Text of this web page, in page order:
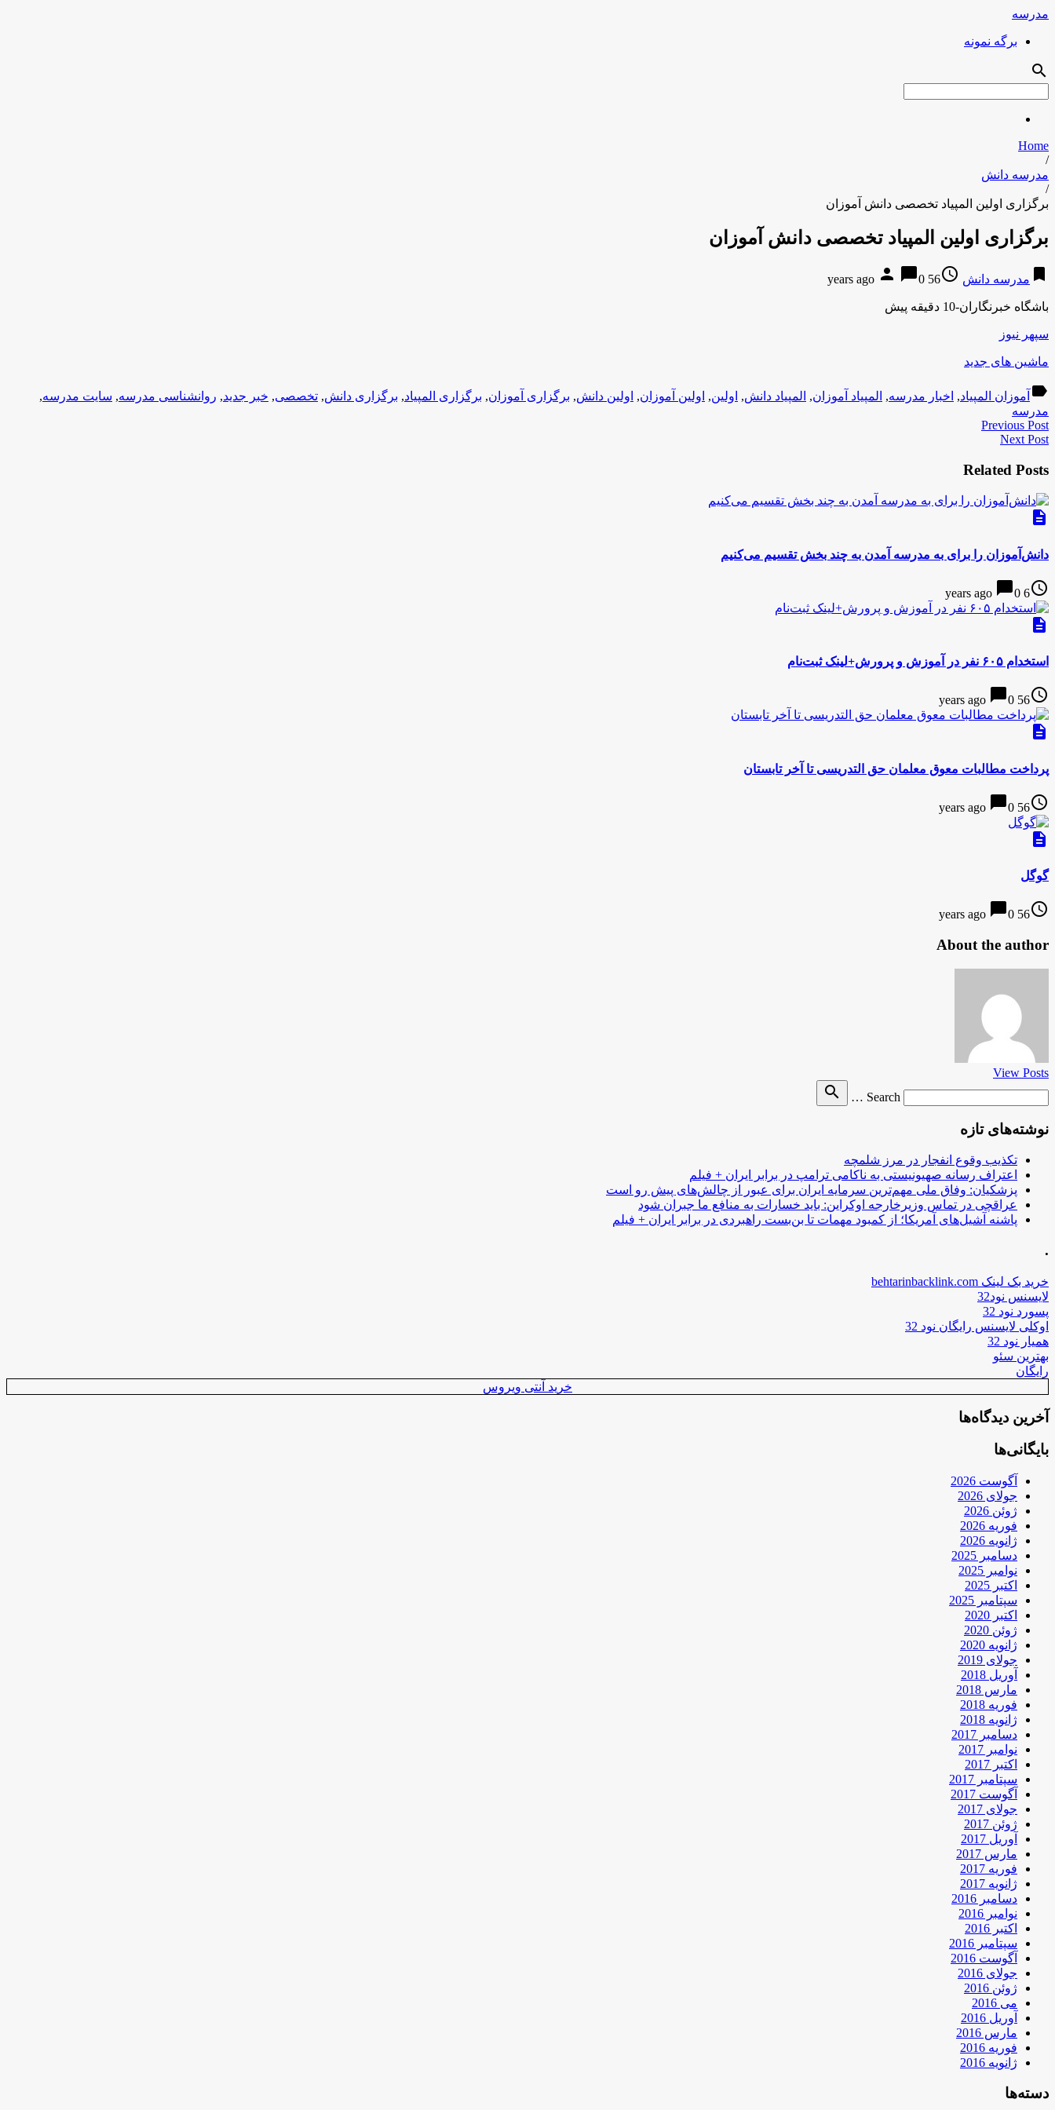
مدرسه
برگه نمونه
search
Home
/
مدرسه دانش
/
برگزاری اولین المپیاد تخصصی دانش آموزان
برگزاری اولین المپیاد تخصصی دانش آموزان
bookmark مدرسه دانش access_time
56 years ago
person chat_bubble0
باشگاه خبرنگاران-10 دقیقه پیش
سپهر نیوز
ماشین های جدید
label آموزان المپیاد, اخبار مدرسه, المپیاد آموزان, المپیاد دانش, اولین, اولین آموزان, اولین دانش, برگزاری آموزان, برگزاری المپیاد, برگزاری دانش, تخصصی, خبر جدید, روانشناسی مدرسه, سایت مدرسه,
مدرسه
Previous Post
Next Post
Related Posts
description
دانش‌آموزان را برای به مدرسه آمدن به چند بخش تقسیم می‌کنیم
access_time
6 years ago
chat_bubble0
description
استخدام ۶۰۵ نفر در آموزش و پرورش+لینک ثبت‌نام
access_time
56 years ago
chat_bubble0
description
پرداخت مطالبات معوق معلمان حق التدریسی تا آخر تابستان
access_time
56 years ago
chat_bubble0
description
گوگل
access_time
56 years ago
chat_bubble0
About the author
View Posts
Search …
search
نوشته‌های تازه
تکذیب وقوع انفجار در مرز شلمچه
اعتراف رسانه صهیونیستی به ناکامی ترامپ در برابر ایران + فیلم
پزشکیان: وفاق ملی مهم‌ترین سرمایه ایران برای عبور از چالش‌های پیش رو است
عراقچی در تماس وزیرخارجه اوکراین: باید خسارات به منافع ما جبران شود
پاشنه آشیل‌های آمریکا؛ از کمبود مهمات تا بن‌بست راهبردی در برابر ایران + فیلم
.
خرید بک لینک behtarinbacklink.com
لایسنس نود32
پسورد نود 32
اوکلی لایسنس رایگان نود 32
همیار نود 32
بهترین سئو
رایگان
خرید آنتی ویروس
آخرین دیدگاه‌ها
بایگانی‌ها
آگوست 2026
جولای 2026
ژوئن 2026
فوریه 2026
ژانویه 2026
دسامبر 2025
نوامبر 2025
اکتبر 2025
سپتامبر 2025
اکتبر 2020
ژوئن 2020
ژانویه 2020
جولای 2019
آوریل 2018
مارس 2018
فوریه 2018
ژانویه 2018
دسامبر 2017
نوامبر 2017
اکتبر 2017
سپتامبر 2017
آگوست 2017
جولای 2017
ژوئن 2017
آوریل 2017
مارس 2017
فوریه 2017
ژانویه 2017
دسامبر 2016
نوامبر 2016
اکتبر 2016
سپتامبر 2016
آگوست 2016
جولای 2016
ژوئن 2016
می 2016
آوریل 2016
مارس 2016
فوریه 2016
ژانویه 2016
دسته‌ها